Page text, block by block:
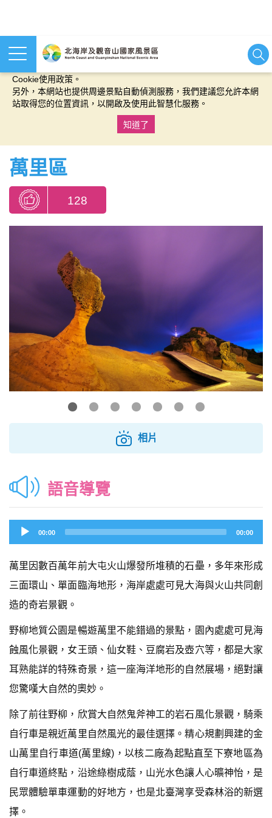
本網站使用cookies等相關技術以持續優化網站服務，並有助於為
Cookie使用政策。
另外，本網站也提供周邊景點自動偵測服務，我們建議您允許本網
站取得您的位置資訊，以開啟及使用此智慧化服務。
知道了
萬里區
128
相片
語音導覽
Audio
Player
00:00 00:00
萬里因數百萬年前大屯火山爆發所堆積的石壘，多年來形成
三面環山、單面臨海地形，海岸處處可見大海與火山共同創
造的奇岩景觀。
野柳地質公園是暢遊萬里不能錯過的景點，園內處處可見海
蝕風化景觀，女王頭、仙女鞋、豆腐岩及壺穴等，都是大家
耳熟能詳的特殊奇景，這一座海洋地形的自然展場，絕對讓
您驚嘆大自然的奧妙。
除了前往野柳，欣賞大自然鬼斧神工的岩石風化景觀，騎乘
自行車是親近萬里自然風光的最佳選擇。精心規劃興建的金
山萬里自行車道(萬里線)，以核二廠為起點直至下寮地區為
自行車道終點，沿途綠樹成蔭，山光水色讓人心曠神怡，是
民眾體驗單車運動的好地方，也是北臺灣享受森林浴的新選
擇。